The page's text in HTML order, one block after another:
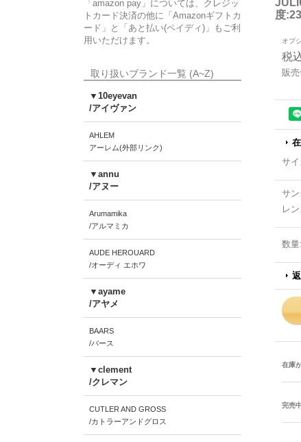
度
販
税
オプ
サ
サ
レ
数量:
在庫
完売
「amazon pay」については、クレジッ
トカード決済の他に「Amazonギフトカ
ード」と「あと払い(ペイディ)」もご利
用いただけます。
取り扱いブランド一覧 (A~Z)
▼10eyevan
/アイヴァン
AHLEM
アーレム(外部リンク)
▼annu
/アヌー
Arumamika
/アルマミカ
AUDE HEROUARD
/オーディ エホワ
▼ayame
/アヤメ
BAARS
/バース
▼clement
/クレマン
CUTLER AND GROSS
/カトラーアンドグロス